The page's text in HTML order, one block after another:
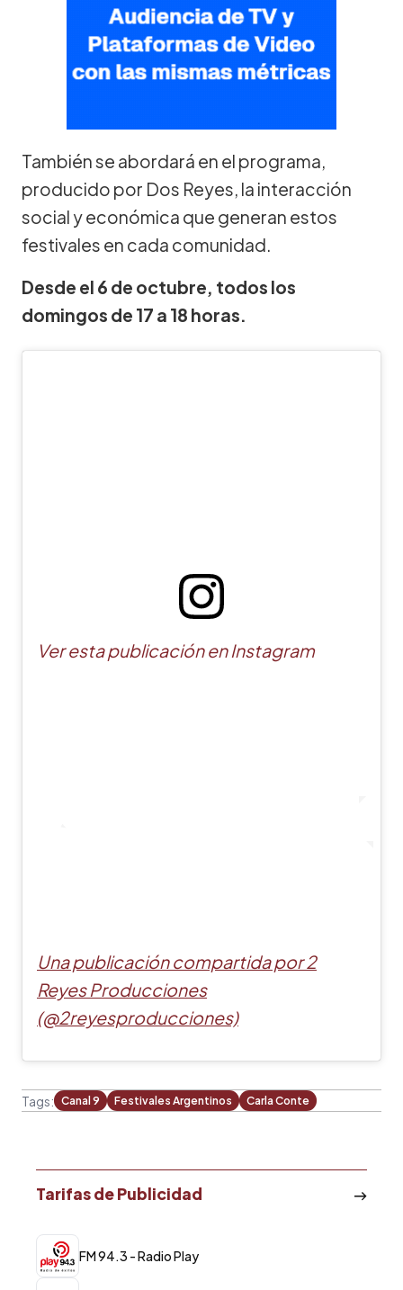
También se abordará en el programa,
producido por Dos Reyes, la interacción
social y económica que generan estos
festivales en cada comunidad.
Desde el 6 de octubre, todos los
domingos de 17 a 18 horas.
Ver esta publicación en Instagram
Una publicación compartida por 2
Reyes Producciones
(@2reyesproducciones)
Tags: Canal 9 Festivales Argentinos Carla Conte
Tarifas de Publicidad
FM 94.3 - Radio Play